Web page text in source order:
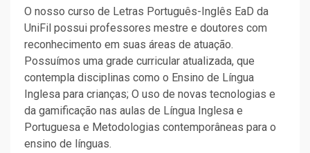
O nosso curso de Letras Português-Inglês EaD da
UniFil possui professores mestre e doutores com
reconhecimento em suas áreas de atuação.
Possuímos uma grade curricular atualizada, que
contempla disciplinas como o Ensino de Língua
Inglesa para crianças; O uso de novas tecnologias e
da gamificação nas aulas de Língua Inglesa e
Portuguesa e Metodologias contemporâneas para o
ensino de línguas.